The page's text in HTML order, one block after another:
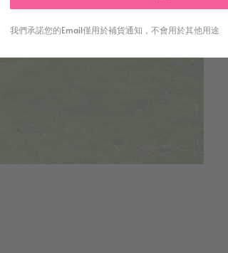
我們承諾您的Email僅用於補貨通知，不會用於其他用途